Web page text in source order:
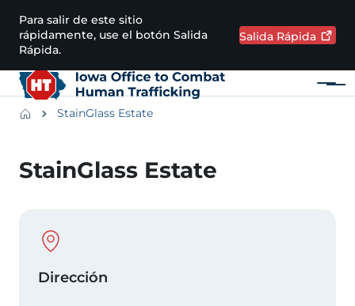
Pasar al contenido principal
Para salir de este sitio
rápidamente, use el botón Salida
Rápida.
Salida Rápida
Menú
BreadcrumbsStainGlass Estate
StainGlass Estate
Physical Location
Dirección